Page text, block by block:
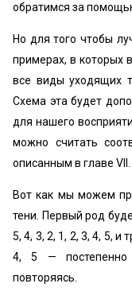
обратимся за
Но для того чтобы
примерах, в которых
все виды уходящих
Схема эта будет
для нашего
можно считать
описанным в главе VII.
Вот как мы можем
тени. Первый род
5, 4, 3, 2, 1, 2, 3, 4, 5, и
4, 5 — постепенно
повторяясь.